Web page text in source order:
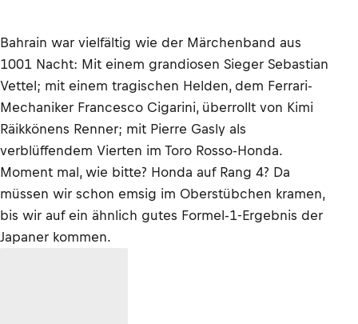
Bahrain war vielfältig wie der Märchenband aus
1001 Nacht: Mit einem grandiosen Sieger Sebastian
Vettel; mit einem tragischen Helden, dem Ferrari-
Mechaniker Francesco Cigarini, überrollt von Kimi
Räikkönens Renner; mit Pierre Gasly als
verblüffendem Vierten im Toro Rosso-Honda.
Moment mal, wie bitte? Honda auf Rang 4? Da
müssen wir schon emsig im Oberstübchen kramen,
bis wir auf ein ähnlich gutes Formel-1-Ergebnis der
Japaner kommen.